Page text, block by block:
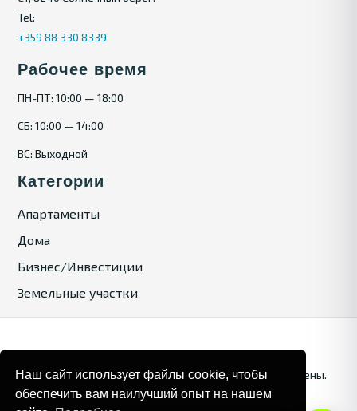
Tel:
+359 88 330 8339
Рабочее время
ПН-ПТ: 10:00 — 18:00
СБ: 10:00 — 14:00
ВС: Выходной
Категории
Апартаменты
Дома
Бизнес/Инвестиции
Земельные участки
© 2025. Bulgaria Tours by Inrealr4u. Все права зашищены.
Карта сайта Политика конфиденциальности
Наш сайт использует файлы cookie, чтобы
обеспечить вам наилучший опыт на нашем